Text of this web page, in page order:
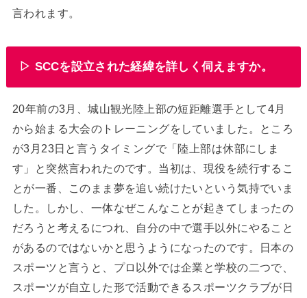
言われます。
▷ SCCを設立された経緯を詳しく伺えますか。
20年前の3月、城山観光陸上部の短距離選手として4月
から始まる大会のトレーニングをしていました。ところ
が3月23日と言うタイミングで「陸上部は休部にしま
す」と突然言われたのです。当初は、現役を続行するこ
とが一番、このまま夢を追い続けたいという気持でいま
した。しかし、一体なぜこんなことが起きてしまったの
だろうと考えるにつれ、自分の中で選手以外にやること
があるのではないかと思うようになったのです。日本の
スポーツと言うと、プロ以外では企業と学校の二つで、
スポーツが自立した形で活動できるスポーツクラブが日